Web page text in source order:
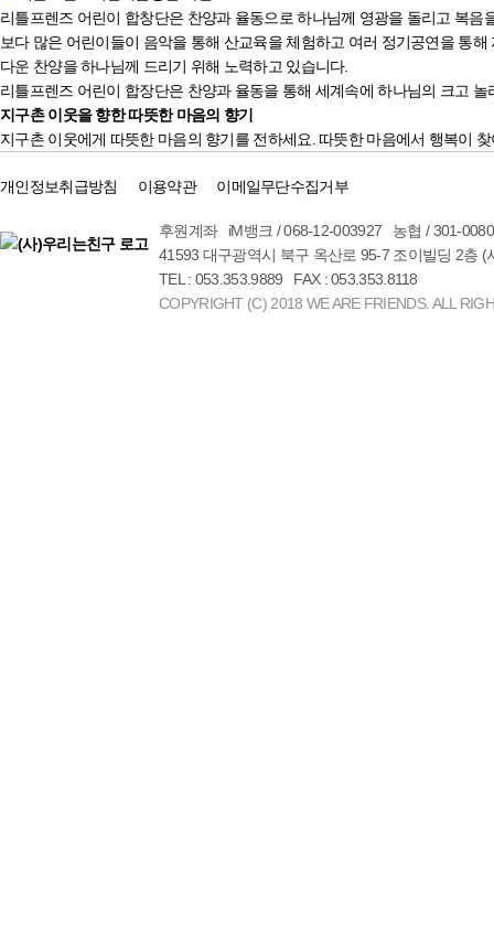
리틀프렌즈 어린이 합창단은 찬양과 율동으로 하나님께 영광을 돌리고 복
보다 많은 어린이들이 음악을 통해 산교육을 체험하고 여러 정기공연을 통
다운 찬양을 하나님께 드리기 위해 노력하고 있습니다.
리틀프렌즈 어린이 합장단은 찬양과 율동을 통해 세계속에 하나님의 크고
지구촌 이웃을 향한 따뜻한 마음의 향기
지구촌 이웃에게 따뜻한 마음의 향기를 전하세요. 따뜻한 마음에서 행복이
개인정보취급방침 이용약관 이메일무단수집거부
후원계좌 iM뱅크 / 068-12-003927 농협 / 301-
41593 대구광역시 북구 옥산로 95-7 조이빌딩 2층 (
TEL : 053.353.9889 FAX : 053.353.8118
COPYRIGHT (C) 2018 WE ARE FRIENDS. ALL